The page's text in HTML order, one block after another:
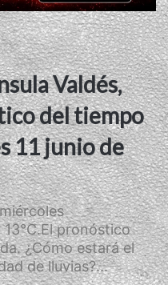
Valdés,
del tiempo
11 junio de
pronóstico
¿Cómo estará el
de lluvias?...